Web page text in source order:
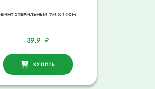
БИНТ СТЕРИЛЬНЫЙ 7М Х 14СМ
39,9₽
КУПИТЬ